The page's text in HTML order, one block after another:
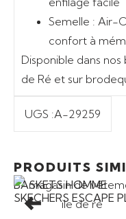
Semelle : Air-
confort à
Disponible dans nos
de Ré et sur
UGS :A-29259
PRODUITS
Ajouter au panier
BASKETS HOMME
SKECHERS ESCAPE